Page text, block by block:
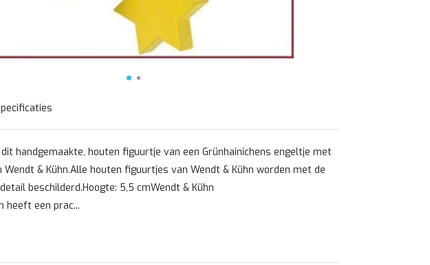
handgemaakte, houten figuurtje van een Grünhainichens engeltje met
& Kühn.Alle houten figuurtjes van Wendt & Kühn worden met de
beschilderd.Hoogte: 5,5 cmWendt & Kühn
heeft een prac...